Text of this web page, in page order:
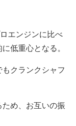
エンジンに比べ
低重心となる。
クランクシャフ
ため、お互いの振